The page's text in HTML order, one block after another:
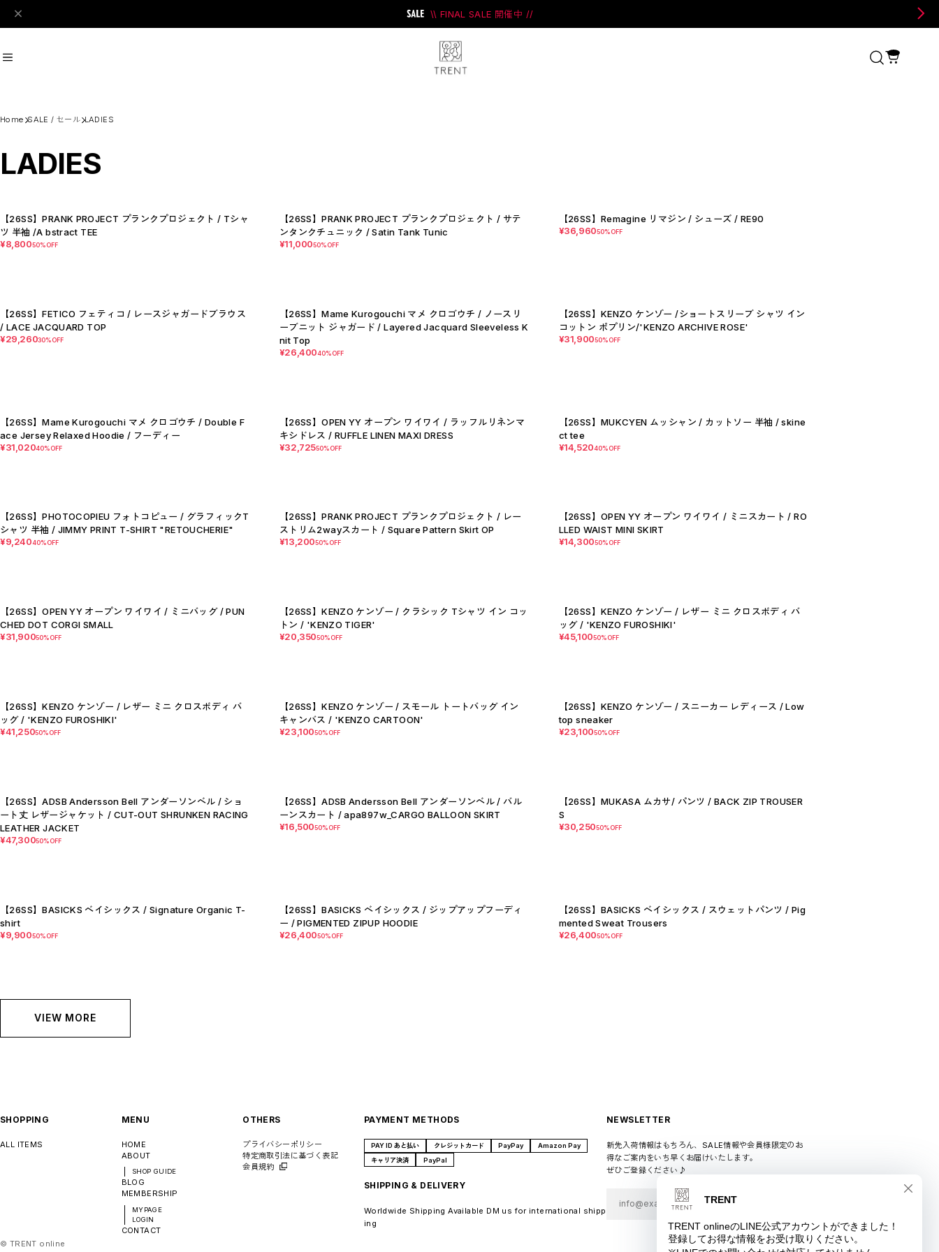
\\ FINAL SALE 開催中 //
Recommendおすすめキーワード
SALE / セール
B
C
D
E
M
O
P
【MEN'S】BRAND LIST
B
N
P
R
OUTER / コート,ブルゾン,ジャケット
BOTTOMS / パンツ,スカート
DRESSES / ワンピース
LINGERIE / ブラ,ショーツ
GOODS / スカーフ,フレグランス , 他...
【MEN'S】ITEM LIST
GOODS / ウォレット,バッグ,ベルト,ソックス
RESTOCK / 再入荷
Home SALE / セール LADIES
LADIES
【26SS】PRANK PROJECT プランクプロジェクト / Tシャ
ツ 半袖 /A bstract TEE
¥8,80050%OFF
【26SS】PRANK PROJECT プランクプロジェクト / サテ
ンタンクチュニック / Satin Tank Tunic
¥11,00050%OFF
【26SS】Remagine リマジン / シューズ / RE90
¥36,96050%OFF
【26SS】FETICO フェティコ / レースジャガードブラウス
/ LACE JACQUARD TOP
¥29,26030%OFF
【26SS】Mame Kurogouchi マメ クロゴウチ / ノースリ
ーブニット ジャガード / Layered Jacquard Sleeveless K
nit Top
¥26,40040%OFF
【26SS】KENZO ケンゾー /ショートスリーブ シャツ イン
コットン ポプリン/'KENZO ARCHIVE ROSE'
¥31,90050%OFF
【26SS】Mame Kurogouchi マメ クロゴウチ / Double F
ace Jersey Relaxed Hoodie / フーディー
¥31,02040%OFF
【26SS】OPEN YY オープン ワイワイ / ラッフルリネンマ
キシドレス / RUFFLE LINEN MAXI DRESS
¥32,72550%OFF
【26SS】MUKCYEN ムッシャン / カットソー 半袖 / skine
ct tee
¥14,52040%OFF
【26SS】PHOTOCOPIEU フォトコピュー / グラフィックT
シャツ 半袖 / JIMMY PRINT T-SHIRT "RETOUCHERIE"
¥9,24040%OFF
【26SS】PRANK PROJECT プランクプロジェクト / レー
ストリム2wayスカート / Square Pattern Skirt OP
¥13,20050%OFF
【26SS】OPEN YY オープン ワイワイ / ミニスカート / RO
LLED WAIST MINI SKIRT
¥14,30050%OFF
【26SS】OPEN YY オープン ワイワイ / ミニバッグ / PUN
CHED DOT CORGI SMALL
¥31,90050%OFF
【26SS】KENZO ケンゾー / クラシック Tシャツ イン コッ
トン / 'KENZO TIGER'
¥20,35050%OFF
【26SS】KENZO ケンゾー / レザー ミニ クロスボディ バ
ッグ / 'KENZO FUROSHIKI'
¥45,10050%OFF
【26SS】KENZO ケンゾー / レザー ミニ クロスボディ バ
ッグ / 'KENZO FUROSHIKI'
¥41,25050%OFF
【26SS】KENZO ケンゾー / スモール トートバッグ イン
キャンバス / 'KENZO CARTOON'
¥23,10050%OFF
【26SS】KENZO ケンゾー / スニーカー レディース / Low
top sneaker
¥23,10050%OFF
【26SS】ADSB Andersson Bell アンダーソンベル / ショ
ート丈 レザージャケット / CUT-OUT SHRUNKEN RACING
LEATHER JACKET
¥47,30050%OFF
【26SS】ADSB Andersson Bell アンダーソンベル / バル
ーンスカート / apa897w_CARGO BALLOON SKIRT
¥16,50050%OFF
【26SS】MUKASA ムカサ/ パンツ / BACK ZIP TROUSER
S
¥30,25050%OFF
【26SS】BASICKS ベイシックス / Signature Organic T-
shirt
¥9,90050%OFF
【26SS】BASICKS ベイシックス / ジップアップフーディ
ー / PIGMENTED ZIPUP HOODIE
¥26,40050%OFF
【26SS】BASICKS ベイシックス / スウェットパンツ / Pig
mented Sweat Trousers
¥26,40050%OFF
VIEW MORE
SHOPPING
ALL ITEMS
MENU
HOME
ABOUT
SHOP GUIDE
BLOG
MEMBERSHIP
MYPAGE
LOGIN
CONTACT
OTHERS
プライバシーポリシー
特定商取引法に基づく表記
会員規約
PAYMENT METHODS
PAY ID あと払い クレジットカード PayPay
Amazon Pay
キャリア決済
PayPal
SHIPPING & DELIVERY
Worldwide Shipping Available DM us for international shipp
ing
NEWSLETTER
新先入荷情報はもちろん、SALE情報や会員様限定のお
得なご案内をいち早くお届けいたします。
ぜひご登録ください♪
©︎ TRENT online